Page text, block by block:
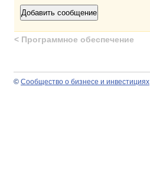
< Программное обеспечение
© Сообщество о бизнесе и инвестициях